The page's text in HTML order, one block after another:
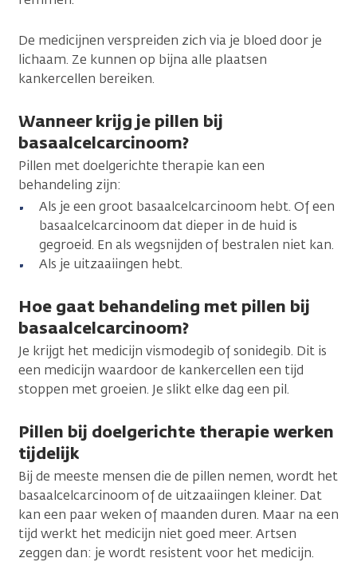
De medicijnen verspreiden zich via je bloed door je
lichaam. Ze kunnen op bijna alle plaatsen
kankercellen bereiken.
Wanneer krijg je pillen bij
basaalcelcarcinoom?
Pillen met doelgerichte therapie kan een
behandeling zijn:
Als je een groot basaalcelcarcinoom hebt. Of een
basaalcelcarcinoom dat dieper in de huid is
gegroeid. En als wegsnijden of bestralen niet kan.
Als je uitzaaiingen hebt.
Hoe gaat behandeling met pillen bij
basaalcelcarcinoom?
Je krijgt het medicijn vismodegib of sonidegib. Dit is
een medicijn waardoor de kankercellen een tijd
stoppen met groeien. Je slikt elke dag een pil.
Pillen bij doelgerichte therapie werken
tijdelijk
Bij de meeste mensen die de pillen nemen, wordt het
basaalcelcarcinoom of de uitzaaiingen kleiner. Dat
kan een paar weken of maanden duren. Maar na een
tijd werkt het medicijn niet goed meer. Artsen
zeggen dan: je wordt resistent voor het medicijn.